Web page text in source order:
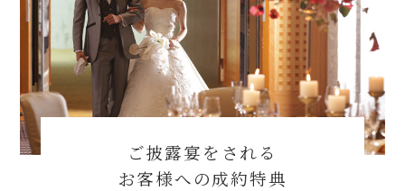
ご披露宴をされる
お客様への成約特典